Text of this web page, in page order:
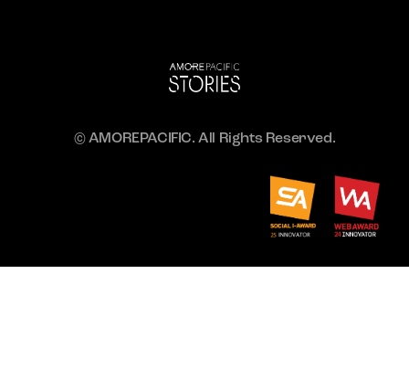
© AMOREPACIFIC. All Rights Reserved.